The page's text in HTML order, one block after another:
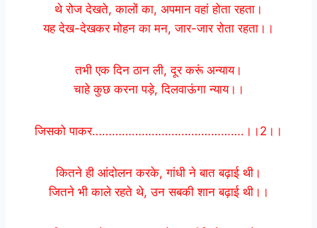
थे रोज देखते, कालों का, अपमान वहां होता रहता।
यह देख-देखकर मोहन का मन, जार-जार रोता रहता।।
तभी एक दिन ठान ली, दूर करूं अन्याय।
चाहे कुछ करना पड़े, दिलवाऊंगा न्याय।।
जिसको पाकर……………………………………….।।2।।
कितने ही आंदोलन करके, गांधी ने बात बढ़ाई थी।
जितने भी काले रहते थे, उन सबकी शान बढ़ाई थी।।